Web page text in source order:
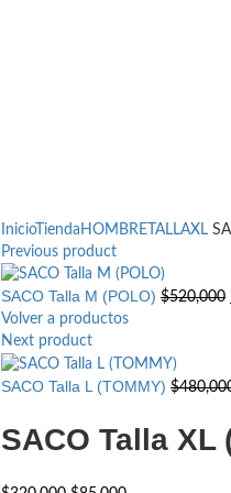
InicioTienda HOMBRE TALLAXL
Previous product
SACO Talla M (POLO) $520,000
Volver a productos
Next product
SACO Talla L (TOMMY) $
SACO Talla XL